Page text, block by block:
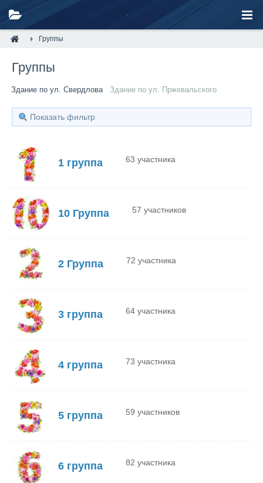
Группы
Группы
Здание по ул. Свердлова Здание по ул. Пржевальского
Показать фильтр
1 группа 63 участника
10 Группа 57 участников
2 Группа 72 участника
3 группа 64 участника
4 группа 73 участника
5 группа 59 участников
6 группа 82 участника